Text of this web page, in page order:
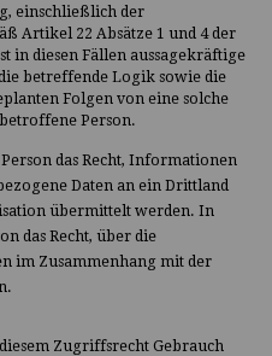
einschließlich der
Artikel 22 Absätze 1 und 4 der
in diesen Fällen aussagekräftige
betreffende Logik sowie die
Folgen von eine solche
Person.
das Recht, Informationen
Daten an ein Drittland
übermittelt werden. In
das Recht, über die
im Zusammenhang mit der
Zugriffsrecht Gebrauch